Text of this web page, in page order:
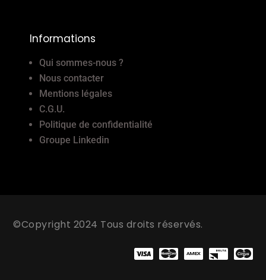
Informations
Qui sommes-nous ?
Nous contacter
Mentions légales
C.G.U.
Politique de confidentialité
Groupe Linkedin
©Copyright 2024 Tous droits réservés.